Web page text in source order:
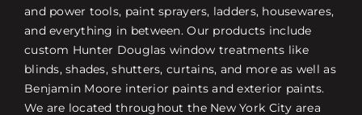
and power tools, paint sprayers, ladders, housewares,
and everything in between. Our products include
custom Hunter Douglas window treatments like
blinds, shades, shutters, curtains, and more as well as
Benjamin Moore interior paints and exterior paints.
We are located throughout the New York City area